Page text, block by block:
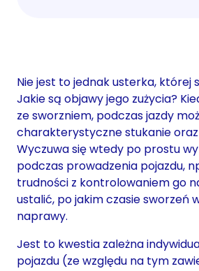
Nie jest to jednak usterka, której
Jakie są objawy jego zużycia?
ze sworzniem, podczas jazdy
charakterystyczne stukanie
Wyczuwa się wtedy po prostu
podczas prowadzenia pojazdu,
trudności z kontrolowaniem go
ustalić, po jakim czasie sworzeń
naprawy.
Jest to kwestia zależna
pojazdu (ze względu na tym